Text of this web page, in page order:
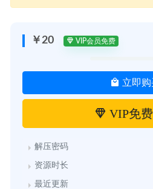
￥20 VIP会员免费
立即
VIP免
解压密码
资源时长
最近更新